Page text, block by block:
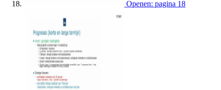
Openen: pagina 18